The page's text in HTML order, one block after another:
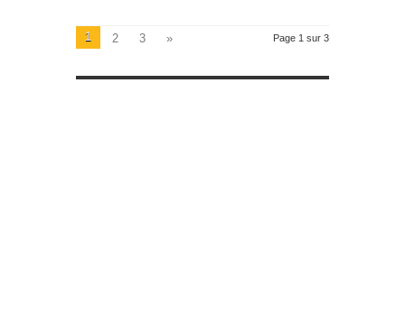
Page 1 sur 3
1 2 3 »